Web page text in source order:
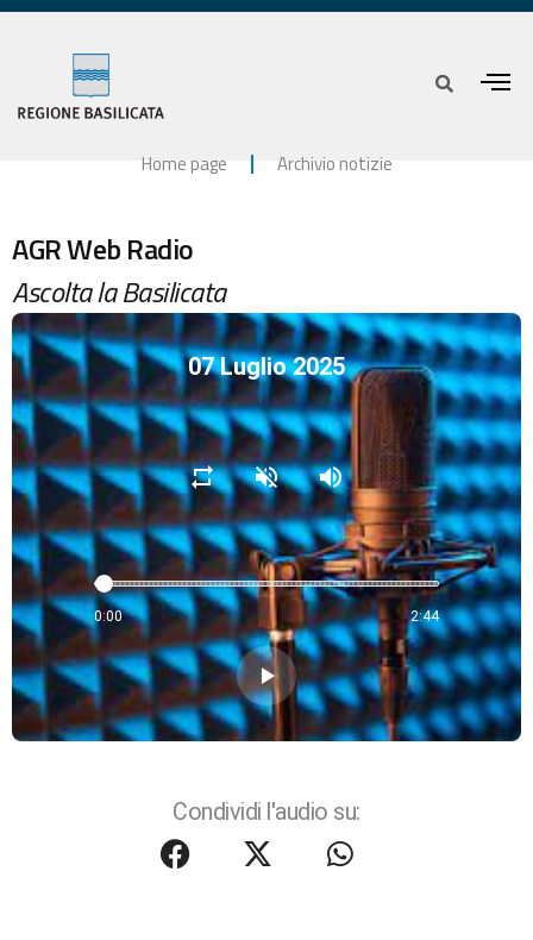
Home page Archivio notizie
AGR Web Radio
Ascolta la Basilicata
07 Luglio 2025
repeat volume_off volume_up
0:00 2:44
play_arrow
Condividi l'audio su: